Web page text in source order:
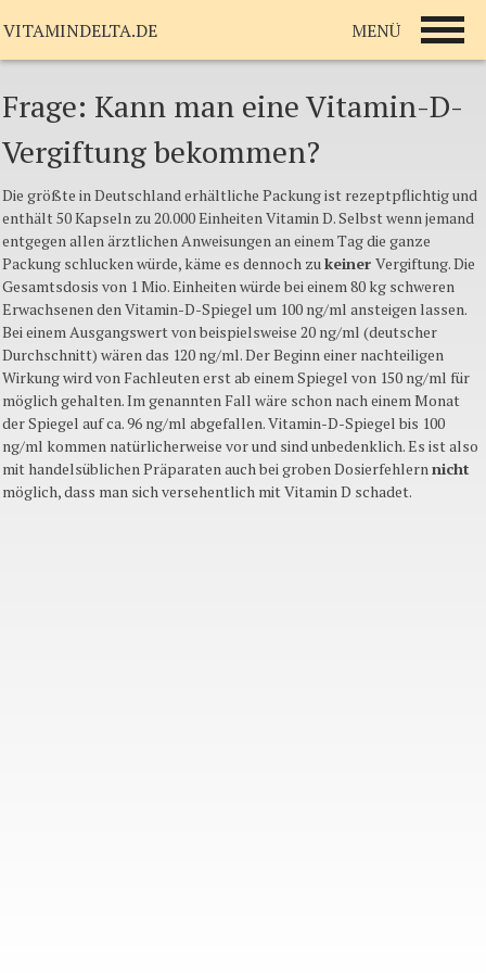
Frage: Kann man eine Vitamin-D-
Vergiftung bekommen?
Die größte in Deutschland erhältliche Packung ist rezeptpflichtig und
enthält 50 Kapseln zu 20.000 Einheiten Vitamin D. Selbst wenn jemand
entgegen allen ärztlichen Anweisungen an einem Tag die ganze
Packung schlucken würde, käme es dennoch zukeiner Vergiftung. Die
Gesamtsdosis von 1 Mio. Einheiten würde bei einem 80 kg schweren
Erwachsenen den Vitamin-D-Spiegel um 100 ng/ml ansteigen lassen.
Bei einem Ausgangswert von beispielsweise 20 ng/ml (deutscher
Durchschnitt) wären das 120 ng/ml. Der Beginn einer nachteiligen
Wirkung wird von Fachleuten erst ab einem Spiegel von 150 ng/ml für
möglich gehalten. Im genannten Fall wäre schon nach einem Monat
der Spiegel auf ca. 96 ng/ml abgefallen. Vitamin-D-Spiegel bis 100
ng/ml kommen natürlicherweise vor und sind unbedenklich. Es ist also
mit handelsüblichen Präparaten auch bei groben Dosierfehlernnicht
möglich, dass man sich versehentlich mit Vitamin D schadet.
VITAMINDELTA.DE MENÜ